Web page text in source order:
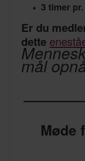
3 timer
Er du
dette
mål
Møde